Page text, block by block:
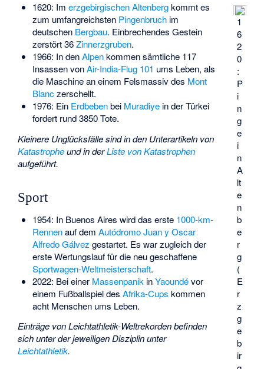
1
6
2
0
:
P
i
n
g
e
i
n
A
lt
e
n
b
e
r
g
(
E
r
z
g
e
b
ir
1620: Im erzgebirgischen Altenbergkommt es
zum umfangreichsten Pingenbruchim
deutschen Bergbau. Einbrechendes Gestein
zerstört 36Zinnerzgruben.
1966: In denAlpenkommen sämtliche 117
Insassen vonAir-India-Flug 101 ums Leben, als
die Maschine an einem Felsmassiv des Mont
Blanczerschellt.
1976: Ein Erdbebenbei Muradiyein der Türkei
fordert rund 3850 Tote.
Kleinere Unglücksfälle sind in den Unterartikeln von
Katastropheund in derListe von Katastrophen
aufgeführt.
Sport
1954: In Buenos Aires wird das erste 1000-km-
Rennenauf dem Autódromo Juan y Oscar
Alfredo Gálvez gestartet. Es war zugleich der
erste Wertungslauf für die neu geschaffene
Sportwagen-Weltmeisterschaft.
2022: Bei einer Massenpanik inYaoundévor
einem Fußballspiel des Afrika-Cups kommen
acht Menschen ums Leben.
Einträge von Leichtathletik-Weltrekorden befinden
sich unter der jeweiligen Disziplin unter
Leichtathletik.